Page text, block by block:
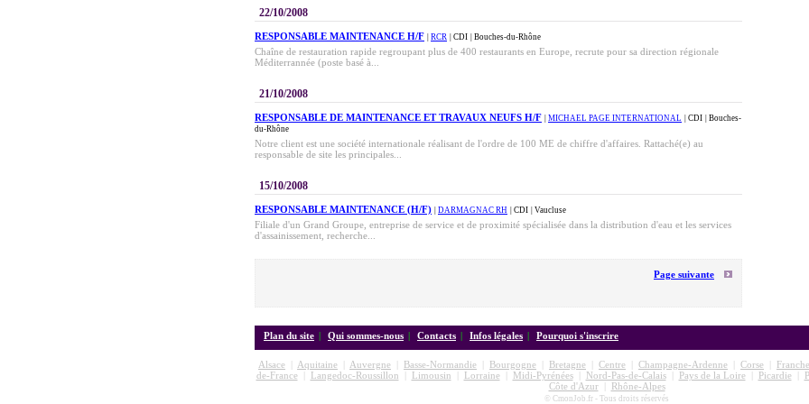
22/10/2008
RESPONSABLE MAINTENANCE H/F RCR | CDI | Bouches-du-Rhône
Chaîne de restauration rapide regroupant plus de 400 restaurants en Europe, recrute pour sa direction régionale
Méditerrannée (poste basé à...
21/10/2008
RESPONSABLE DE MAINTENANCE ET TRAVAUX NEUFS H/F MICHAEL PAGE INTERNATIONAL | CDI
| Bouches-
du-Rhône
Notre client est une société internationale réalisant de l'ordre de 100 ME de chiffre d'affaires. Rattaché(e) au
responsable de site les principales...
15/10/2008
RESPONSABLE MAINTENANCE (H/F) DARMAGNAC RH | CDI | Vaucluse
Filiale d'un Grand Groupe, entreprise de service et de proximité spécialisée dans la distribution d'eau et les services
d'assainissement, recherche...
Page suivante
Plan du site | Qui sommes-nous | Contacts | Infos légales | Pourquoi s'inscrire
Alsace Aquitaine Auvergne Basse-Normandie Bourgogne Bretagne Centre Champagne-Ardenne Corse
de-France| Langedoc-Roussillon Limousin Lorraine| Midi-Pyrénées| Nord-Pas-de-Calais| Pays de la Loire| Picardie|
Côte d'Azur| Rhône-Alpes
© CmonJob.fr - Tous droits réservés